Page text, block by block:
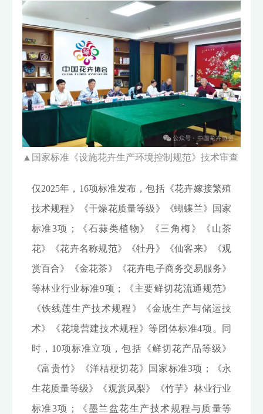
▲ 国家标准《设施花卉生产环境控制规范》技术审查
仅2025年，16项标准发布，包括《花卉嫁接繁殖
技术规程》《干燥花质量等级》《蝴蝶兰》国家
标准3项；《石蒜类植物》《三角梅》《山茶
花》《花卉名称规范》《牡丹》《仙客来》《观
赏百合》《金花茶》《花卉电子商务交易服务》
等林业行业标准9项；《主要鲜切花流通规范》
《铁线莲生产技术规程》《金琥生产与储运技
术》《花境营建技术规程》等团体标准4项。同
时，10项标准立项，包括《鲜切花产品等级》
《富贵竹》《洋桔梗切花》国家标准3项；《永
生花质量等级》《观赏凤梨》《竹芋》林业行业
标准3项；《墨兰盆花生产技术规程与质量等